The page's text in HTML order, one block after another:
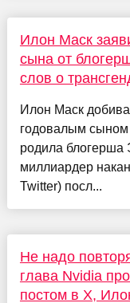
Илон Маск
сына от
слов о
Илон Маск
годовалым сыном
родила
миллиардер
Twitter) посл...
Не надо
глава Nvidia
постом в X,